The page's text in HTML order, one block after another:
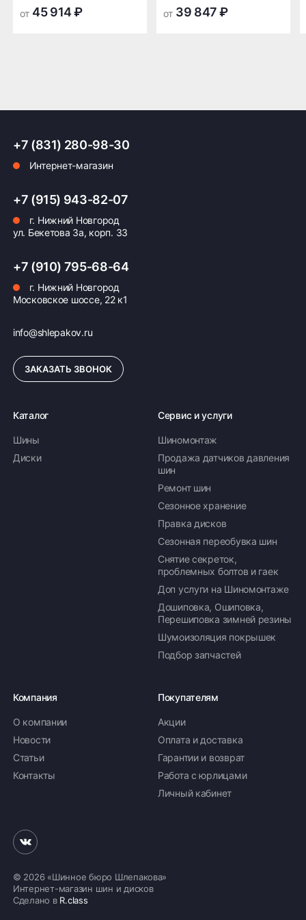
суровых климатических условиях российских
регионов и обладает высокой
транспортной
компании в Нижнем
транспортной
компании в Нижнем
Оплата заказа
также доступно оформление кредита и
формирование счёта для Юр.Лица
ПОДРОБНЕЕ ОБ ОПЛАТЕ
от 45 914 ₽ от 39 847 ₽
+7 (831) 280-98-30
Интернет-магазин
+7 (915) 943-82-07
г. Нижний Новгород
ул. Бекетова 3а, корп. 33
+7 (910) 795-68-64
г. Нижний Новгород
Московское шоссе, 22 к1
info@shlepakov.ru
ЗАКАЗАТЬ ЗВОНОК
Каталог
Шины
Диски
Сервис и услуги
Шиномонтаж
Продажа датчиков давления
шин
Ремонт шин
Сезонное хранение
Правка дисков
Сезонная переобувка шин
Снятие секреток,
проблемных болтов и гаек
Доп услуги на Шиномонтаже
Дошиповка, Ошиповка,
Перешиповка зимней резины
Шумоизоляция покрышек
Подбор запчастей
Компания
О компании
Новости
Статьи
Контакты
Покупателям
Акции
Оплата и доставка
Гарантии и возврат
Работа с юрлицами
Личный кабинет
© 2026 «Шинное бюро Шлепакова»
Интернет-магазин шин и дисков
Сделано в R.class